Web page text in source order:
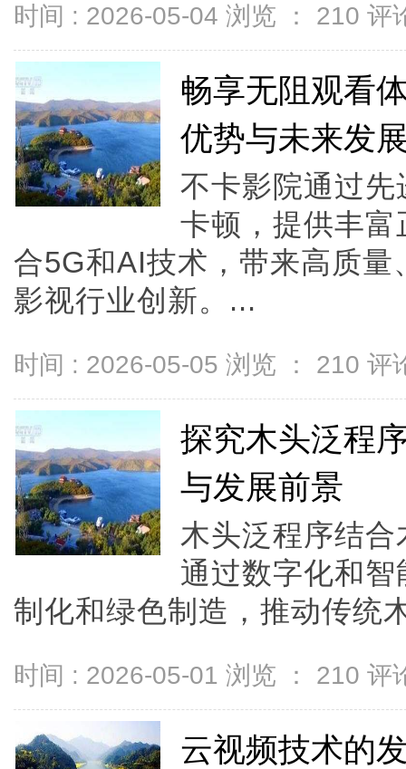
时间 : 2026-05-04 浏览 ： 210 评
畅享无阻观看
优势与未来发
不卡影院通过
卡顿，提供丰
合5G和AI技术，带来高质
影视行业创新。...
时间 : 2026-05-05 浏览 ： 210 评
探究木头泛程
与发展前景
木头泛程序结
通过数字化和
制化和绿色制造，推动传统
时间 : 2026-05-01 浏览 ： 210 评
云视频技术的